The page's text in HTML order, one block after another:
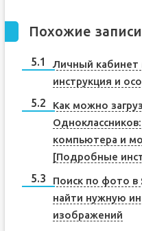
Похожие
Личный
инструкция и
Как можно
компьютера и
[Подробные
Поиск по фото в
найти нужную
изображений